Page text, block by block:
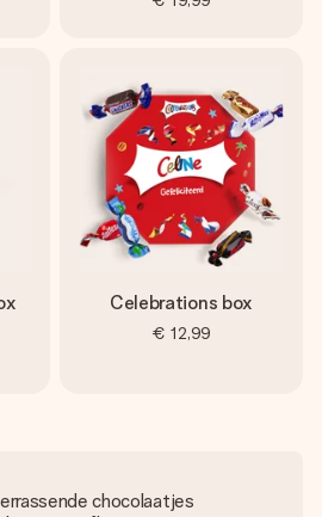
Celebrations box
€ 12,99
chocolaatjes